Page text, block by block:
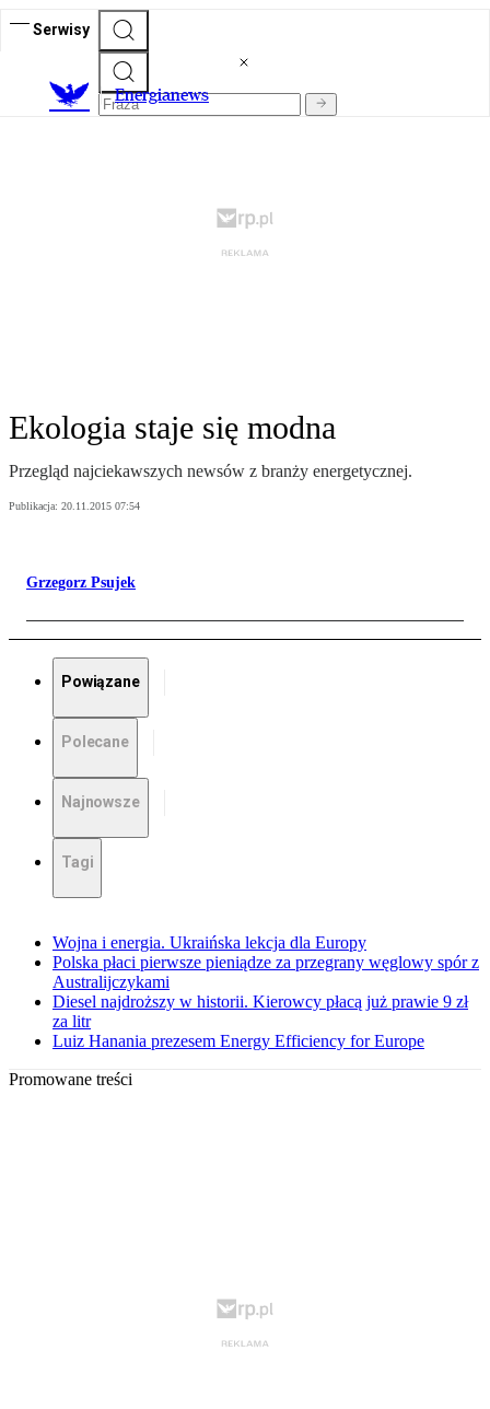
Serwisy
Energianews
Ekologia staje się modna
Przegląd najciekawszych newsów z branży energetycznej.
Publikacja: 20.11.2015 07:54
Grzegorz Psujek
Powiązane
Polecane
Najnowsze
Tagi
Wojna i energia. Ukraińska lekcja dla Europy
Polska płaci pierwsze pieniądze za przegrany węglowy spór z
Australijczykami
Diesel najdroższy w historii. Kierowcy płacą już prawie 9 zł
za litr
Luiz Hanania prezesem Energy Efficiency for Europe
Promowane treści